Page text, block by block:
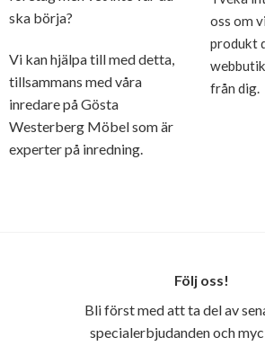
ska börja?
Vi kan hjälpa till med detta,
tillsammans med våra
inredare på Gösta
Westerberg Möbel som är
experter på inredning.
oss om
produkt
från dig.
Följ oss!
Bli först med att ta del av
specialerbjudanden och